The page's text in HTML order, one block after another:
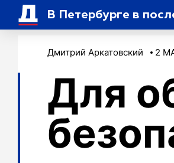
В Петербурге в
Дмитрий Аркатовский 2
Для